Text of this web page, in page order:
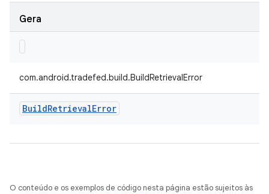
Gera
com.android.tradefed.build.BuildRetrievalError
BuildRetrievalError
O conteúdo e os exemplos de código nesta página estão sujeitos às